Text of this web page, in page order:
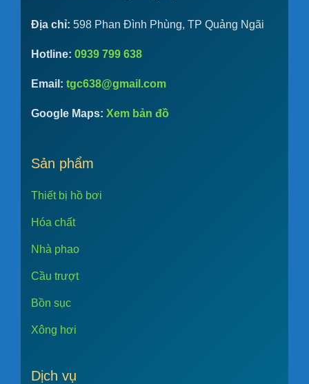
Địa chỉ: 598 Phan Đình Phùng, TP Quảng Ngãi
Hotline: 0939 799 638
Email: tgc638@gmail.com
Google Maps: Xem bản đồ
Sản phẩm
Thiết bị hồ bơi
Hóa chất
Nhà phao
Cầu trượt
Bồn sục
Xông hơi
Dịch vụ